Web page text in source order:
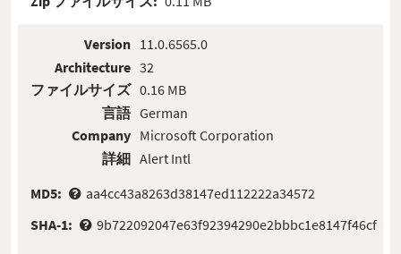
Version
Architecture
ファイルサイズ
言語
Company
詳細
11.0.6565.0
32
0.16 MB
German
Microsoft Corporation
Alert Intl
MD5:
aa4cc43a8263d38147ed112222a34572
SHA-1:
9b722092047e63f92394290e2bbbc1e8147f46cf